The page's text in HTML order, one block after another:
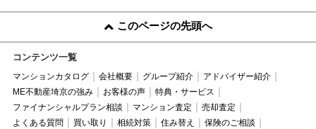
このページの先頭へ
コンテンツ一覧
マンションカタログ 会社概要 グループ紹介
アドバイザー紹介
ME不動産埼京の強み
お客様の声
特典・サービス
ファイナンシャルプラン相談
マンション査定
売却査定
よくある質問
買い取り 相続対策 住み替え
保険のご相談